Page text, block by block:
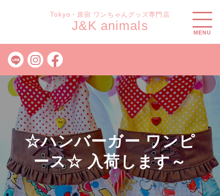
Tokyo・原宿 ワンちゃんグッズ専門店
J&K animals MENU
☆ハンバーガー ワンピ
ース☆ 入荷します～